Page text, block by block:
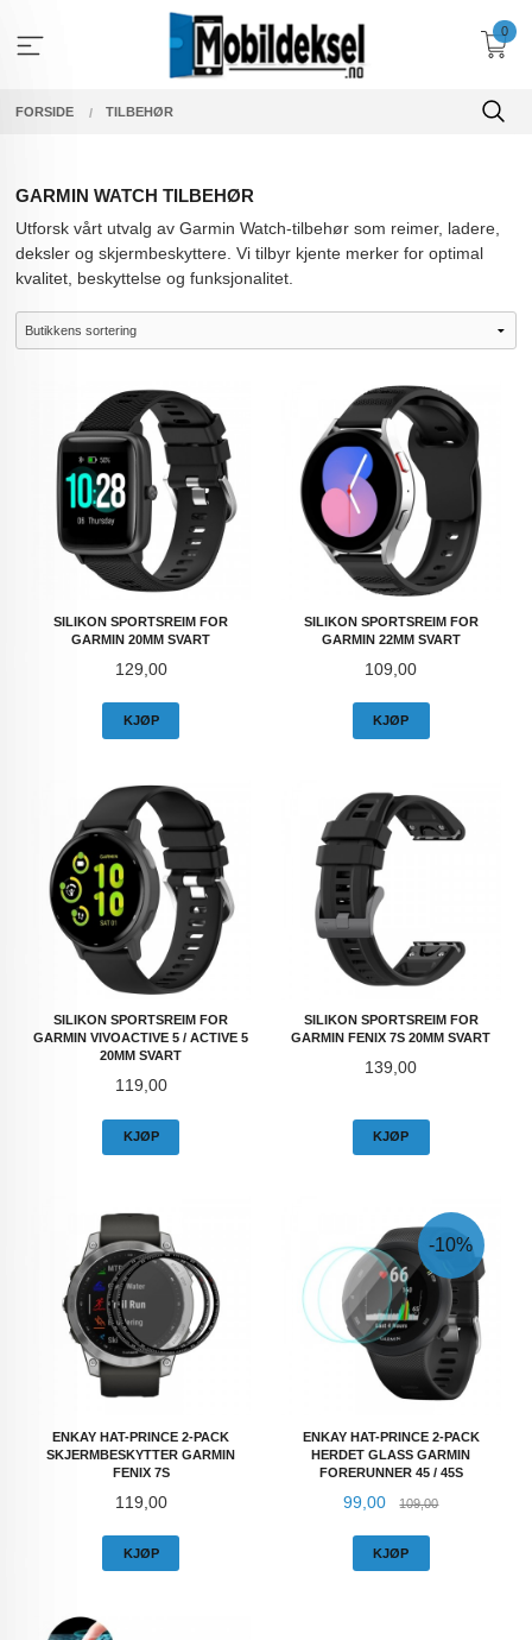
innholdet
0
FORSIDE TILBEHØR
GARMIN WATCH TILBEHØR
Utforsk vårt utvalg av Garmin Watch-tilbehør som reimer, ladere,
deksler og skjermbeskyttere. Vi tilbyr kjente merker for optimal
kvalitet, beskyttelse og funksjonalitet.
SILIKON SPORTSREIM FOR
GARMIN 20MM SVART
Pris
129,00
KJØP
SILIKON SPORTSREIM FOR
GARMIN 22MM SVART
Pris
109,00
KJØP
SILIKON SPORTSREIM FOR
GARMIN VIVOACTIVE 5 / ACTIVE 5
20MM SVART
Pris
119,00
KJØP
SILIKON SPORTSREIM FOR
GARMIN FENIX 7S 20MM SVART
Pris
139,00
KJØP
ENKAY HAT-PRINCE 2-PACK
SKJERMBESKYTTER GARMIN
FENIX 7S
Pris
119,00
KJØP
ENKAY HAT-PRINCE 2-PACK
HERDET GLASS GARMIN
FORERUNNER 45 / 45S
Tilbud
99,00 109,00Rabatt
-10%
KJØP